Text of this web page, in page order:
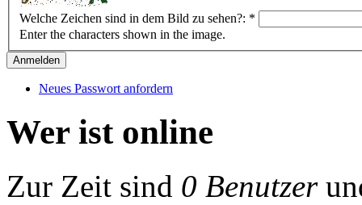
Welche Zeichen sind in dem Bild zu sehen?: *
Enter the characters shown in the image.
Neues Passwort anfordern
Wer ist online
Zur Zeit sind 0 Benutzer